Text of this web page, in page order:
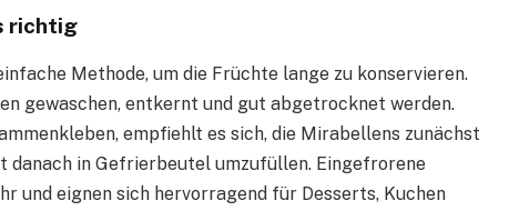
richtig
Methode, um die Früchte lange zu konservieren.
gewaschen, entkernt und gut abgetrocknet werden.
empfiehlt es sich, die Mirabellens zunächst
in Gefrierbeutel umzufüllen. Eingefrorene
und eignen sich hervorragend für Desserts, Kuchen